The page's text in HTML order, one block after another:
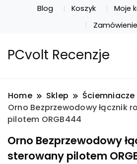
Blog Koszyk Moje
Zamówienie
PCvolt Recenzje
Home Sklep
Ściemniacze
Orno Bezprzewodowy łącznik
pilotem ORGB444
Orno Bezprzewodowy
sterowany pilotem